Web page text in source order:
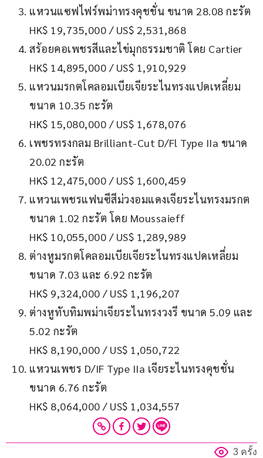
แหวนแซฟไฟร์พม่าทรงคุชชั่น ขนาด 28.08 กะรัต
HK$ 19,735,000 / US$ 2,531,868
สร้อยคอเพชรสีและไข่มุกธรรมชาติ โดย Cartier
HK$ 14,895,000 / US$ 1,910,929
แหวนมรกตโคลอมเบียเจียระไนทรงแปดเหลี่ยม
ขนาด 10.35 กะรัต
HK$ 15,080,000 / US$ 1,678,076
เพชรทรงกลม Brilliant-Cut D/Fl Type IIa ขนาด
20.02 กะรัต
HK$ 12,475,000 / US$ 1,600,459
แหวนเพชรแฟนซีสีม่วงอมแดงเจียระไนทรงมรกต
ขนาด 1.02 กะรัต โดย Moussaieff
HK$ 10,055,000 / US$ 1,289,989
ต่างหูมรกตโคลอมเบียเจียระไนทรงแปดเหลี่ยม
ขนาด 7.03 และ 6.92 กะรัต
HK$ 9,324,000 / US$ 1,196,207
ต่างหูทับทิมพม่าเจียระไนทรงวงรี ขนาด 5.09 และ
5.02 กะรัต
HK$ 8,190,000 / US$ 1,050,722
แหวนเพชร D/IF Type IIa เจียระไนทรงคุชชั่น
ขนาด 6.76 กะรัต
HK$ 8,064,000 / US$ 1,034,557
3 ครั้ง